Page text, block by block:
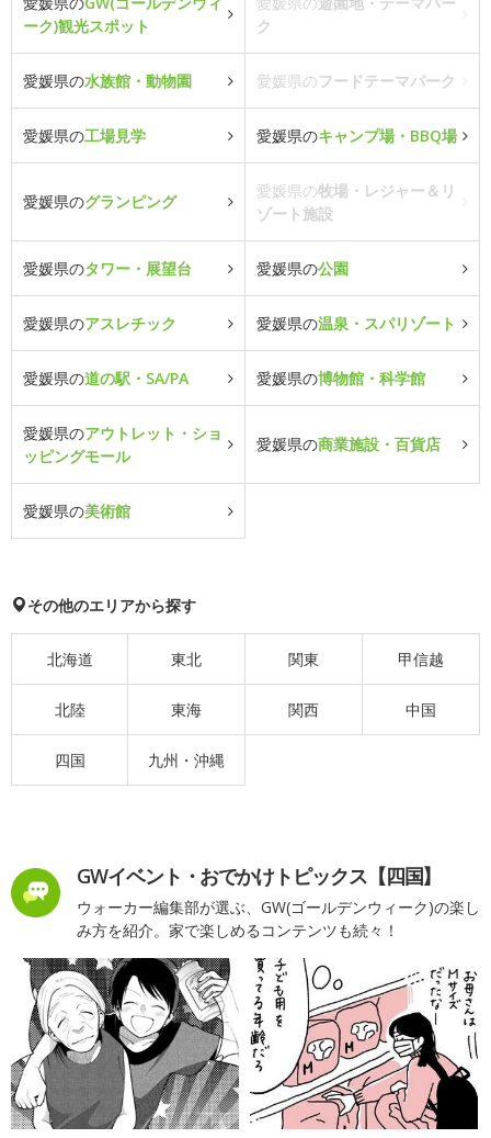
ーク)観光スポット
ク
愛媛県の水族館・動物園 愛媛県のフードテーマパーク
愛媛県の工場見学 愛媛県のキャンプ場・BBQ場
愛媛県のグランピング
愛媛県の牧場・レジャー＆リ
ゾート施設
愛媛県のタワー・展望台 愛媛県の公園
愛媛県のアスレチック 愛媛県の温泉・スパリゾート
愛媛県の道の駅・SA/PA 愛媛県の博物館・科学館
愛媛県のアウトレット・ショ
ッピングモール
愛媛県の商業施設・百貨店
愛媛県の美術館
その他のエリアから探す
北海道 東北 関東 甲信越
北陸 東海 関西 中国
四国 九州・沖縄
GWイベント・おでかけトピックス【四国】
ウォーカー編集部が選ぶ、GW(ゴールデンウィーク)の楽し
み方を紹介。家で楽しめるコンテンツも続々！